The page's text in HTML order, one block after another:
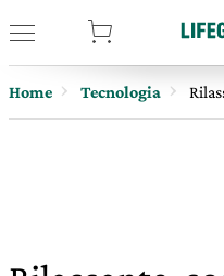
Home Tecnologia